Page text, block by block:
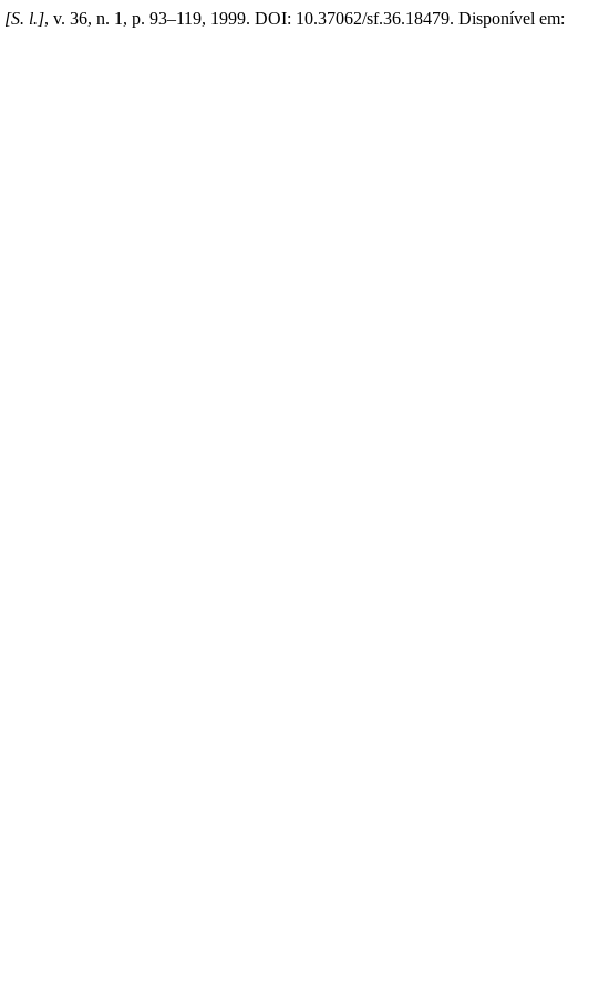
[S. l.], v. 36, n. 1, p. 93–119, 1999. DOI: 10.37062/sf.36.18479. Disponível em: